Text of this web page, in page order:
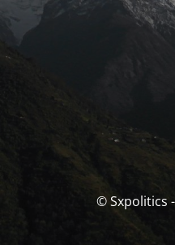
© Sxpolitics